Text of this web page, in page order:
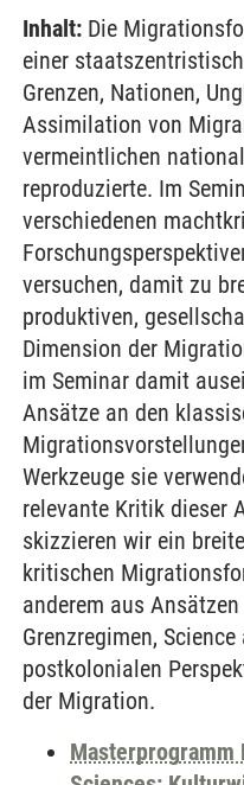
Inhalt: Die
einer
Grenzen, Nationen,
Assimilation von
vermeintlichen
reproduzierte. Im
verschiedenen
versuchen, damit zu
produktiven,
Dimension der
im Seminar damit
Ansätze an den
Werkzeuge sie
relevante Kritik dieser
skizzieren wir ein
kritischen
anderem aus
Grenzregimen,
postkolonialen
der Migration.
Masterprogramm